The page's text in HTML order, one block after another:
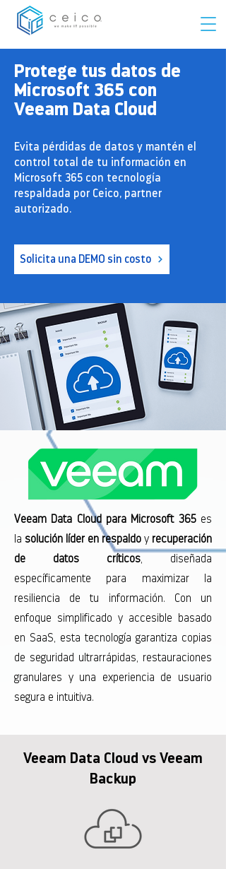
Protege tus datos de
Microsoft 365 con
Veeam Data Cloud
Evita pérdidas de datos y mantén el
control total de tu información en
Microsoft 365 con tecnología
respaldada por Ceico, partner
autorizado.
Solicita una DEMO sin costo
Veeam Data Cloud para Microsoft 365es
la solución líder en respaldo y recuperación
de datos críticos, diseñada
específicamente para maximizar la
resiliencia de tu información. Con un
enfoque simplificado y accesible basado
en SaaS, esta tecnología garantiza copias
de seguridad ultrarrápidas, restauraciones
granulares y una experiencia de usuario
segura e intuitiva.
Veeam Data Cloud vs Veeam
Backup